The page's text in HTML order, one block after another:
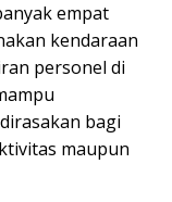
empat
kendaraan
personel di
bagi
maupun